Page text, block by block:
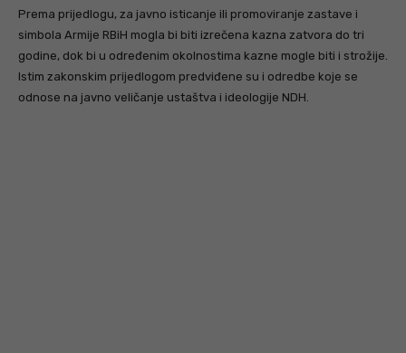
Prema prijedlogu, za javno isticanje ili promoviranje zastave i
simbola Armije RBiH mogla bi biti izrečena kazna zatvora do tri
godine, dok bi u određenim okolnostima kazne mogle biti i strožije.
Istim zakonskim prijedlogom predviđene su i odredbe koje se
odnose na javno veličanje ustaštva i ideologije NDH.